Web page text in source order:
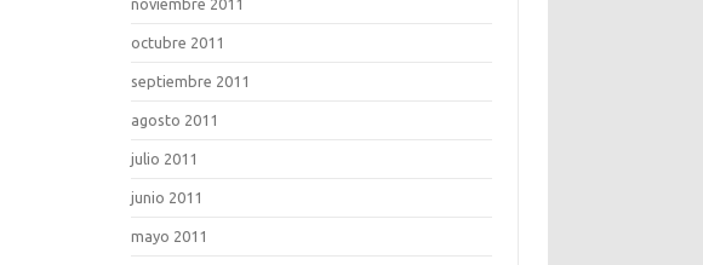
noviembre 2011
octubre 2011
septiembre 2011
agosto 2011
julio 2011
junio 2011
mayo 2011